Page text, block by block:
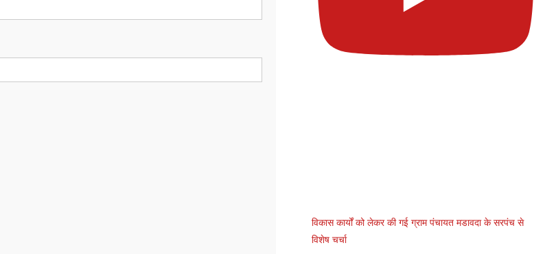
विकास कार्यों को लेकर की गई ग्राम पंचायत मडावदा के सरपंच से
विशेष चर्चा